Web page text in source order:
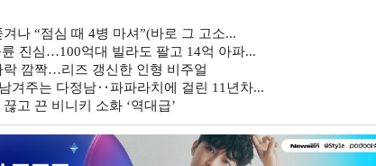
나 “점심 때 4병 마셔”(바로 그 고소...
진심…100억대 빌라도 팔고 14억 아파...
깜짝…리즈 갱신한 인형 비주얼
겨주는 다정남‥파파라치에 걸린 11년차...
고 끈 비니키 소화 ‘역대급’